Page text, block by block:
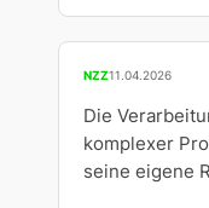
NZZ11.04.2026
Die
komplexer
seine eigene